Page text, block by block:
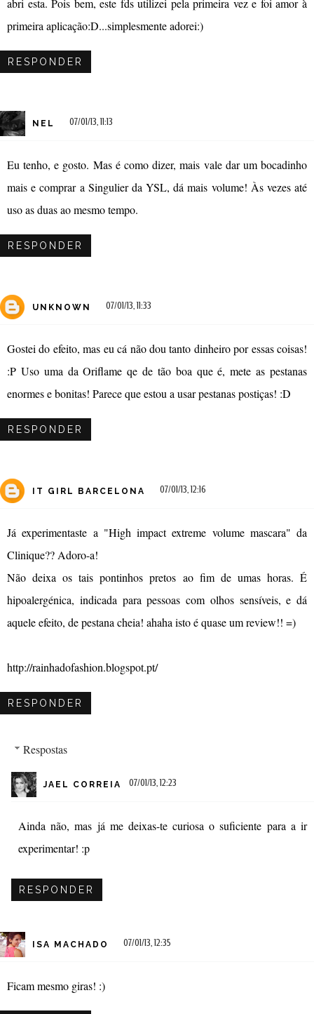
abri esta. Pois bem, este fds utilizei pela primeira vez e foi amor à
primeira aplicação:D...simplesmente adorei:)
RESPONDER
NEL 07/01/13, 11:13
Eu tenho, e gosto. Mas é como dizer, mais vale dar um bocadinho
mais e comprar a Singulier da YSL, dá mais volume! Às vezes até
uso as duas ao mesmo tempo.
RESPONDER
UNKNOWN 07/01/13, 11:33
Gostei do efeito, mas eu cá não dou tanto dinheiro por essas coisas!
:P Uso uma da Oriflame qe de tão boa que é, mete as pestanas
enormes e bonitas! Parece que estou a usar pestanas postiças! :D
RESPONDER
IT GIRL BARCELONA 07/01/13, 12:16
Já experimentaste a "High impact extreme volume mascara" da
Clinique?? Adoro-a!
Não deixa os tais pontinhos pretos ao fim de umas horas. É
hipoalergénica, indicada para pessoas com olhos sensíveis, e dá
aquele efeito, de pestana cheia! ahaha isto é quase um review!! =)
http://rainhadofashion.blogspot.pt/
RESPONDER
Respostas
JAEL CORREIA 07/01/13, 12:23
Ainda não, mas já me deixas-te curiosa o suficiente para a ir
experimentar! :p
RESPONDER
ISA MACHADO 07/01/13, 12:35
Ficam mesmo giras! :)